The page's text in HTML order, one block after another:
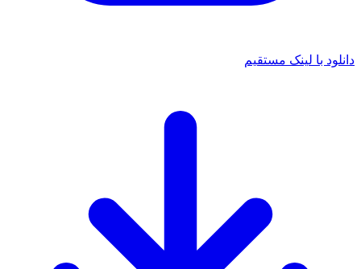
دانلود با لینک مستقیم